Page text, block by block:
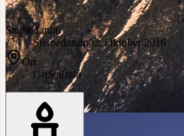
Sterbedatum
Sterbedatum02. Oktober 2016
Ort
OrtSellrain